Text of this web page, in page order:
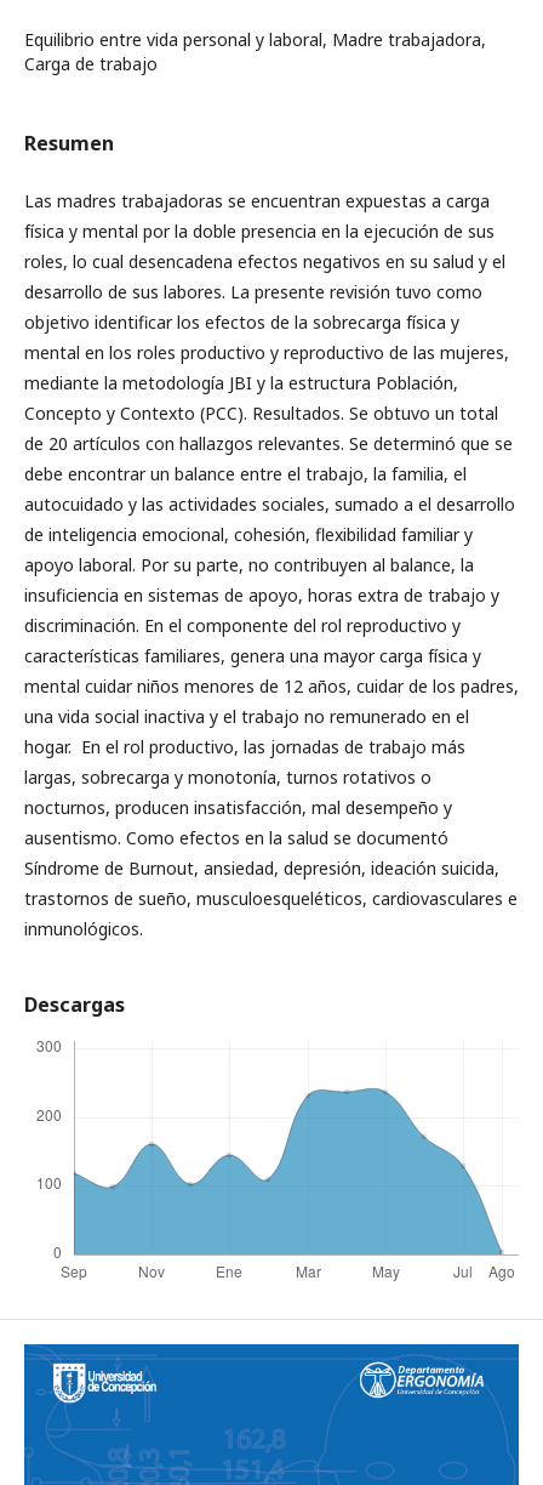
Equilibrio entre vida personal y laboral, Madre trabajadora,
Carga de trabajo
Resumen
Las madres trabajadoras se encuentran expuestas a carga
física y mental por la doble presencia en la ejecución de sus
roles, lo cual desencadena efectos negativos en su salud y el
desarrollo de sus labores. La presente revisión tuvo como
objetivo identificar los efectos de la sobrecarga física y
mental en los roles productivo y reproductivo de las mujeres,
mediante la metodología JBI y la estructura Población,
Concepto y Contexto (PCC). Resultados. Se obtuvo un total
de 20 artículos con hallazgos relevantes. Se determinó que se
debe encontrar un balance entre el trabajo, la familia, el
autocuidado y las actividades sociales, sumado a el desarrollo
de inteligencia emocional, cohesión, flexibilidad familiar y
apoyo laboral. Por su parte, no contribuyen al balance, la
insuficiencia en sistemas de apoyo, horas extra de trabajo y
discriminación. En el componente del rol reproductivo y
características familiares, genera una mayor carga física y
mental cuidar niños menores de 12 años, cuidar de los padres,
una vida social inactiva y el trabajo no remunerado en el
hogar. En el rol productivo, las jornadas de trabajo más
largas, sobrecarga y monotonía, turnos rotativos o
nocturnos, producen insatisfacción, mal desempeño y
ausentismo. Como efectos en la salud se documentó
Síndrome de Burnout, ansiedad, depresión, ideación suicida,
trastornos de sueño, musculoesqueléticos, cardiovasculares e
inmunológicos.
Descargas